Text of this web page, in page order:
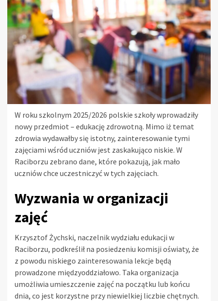
W roku szkolnym 2025/2026 polskie szkoły wprowadziły
nowy przedmiot – edukację zdrowotną. Mimo iż temat
zdrowia wydawałby się istotny, zainteresowanie tymi
zajęciami wśród uczniów jest zaskakująco niskie. W
Raciborzu zebrano dane, które pokazują, jak mało
uczniów chce uczestniczyć w tych zajęciach.
Wyzwania w organizacji
zajęć
Krzysztof Żychski, naczelnik wydziału edukacji w
Raciborzu, podkreślił na posiedzeniu komisji oświaty, że
z powodu niskiego zainteresowania lekcje będą
prowadzone międzyoddziałowo. Taka organizacja
umożliwia umieszczenie zajęć na początku lub końcu
dnia, co jest korzystne przy niewielkiej liczbie chętnych.